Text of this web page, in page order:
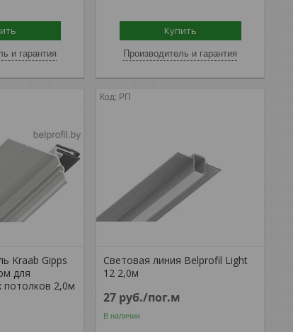
и гарантия
Купить
Производитель и гарантия
Kraab Gipps
для
потолков 2,0м
РП
Световая линия Belprofil Light
12 2,0м
27 руб./пог.м
В наличии